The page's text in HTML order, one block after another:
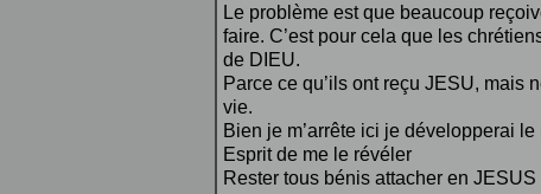
Le problème est que beaucoup
faire. C’est pour cela que les
de DIEU.
Parce ce qu’ils ont reçu JESU, mais
vie.
Bien je m’arrête ici je développerai
Esprit de me le révéler
Rester tous bénis attacher en